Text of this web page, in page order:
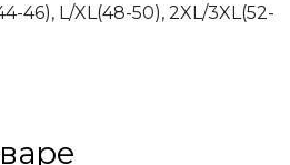
46), L/XL(48-50), 2XL/3XL(52-